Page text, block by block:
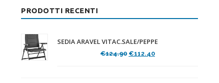
PRODOTTI RECENTI
SEDIA ARAVEL VITAC.SALE/PEPPE
€124.90 Il
€112.40Il